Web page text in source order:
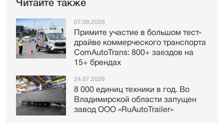
Читайте также
07.08.2026
Примите участие в большом тест-
драйве коммерческого транспорта
ComAutoTrans: 800+ заездов на
15+ брендах
24.07.2026
8 000 единиц техники в год. Во
Владимирской области запущен
завод ООО «RuAutoTrailer»